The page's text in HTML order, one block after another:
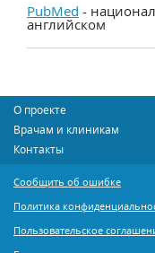
PubMed -
английском
О проекте
Врачам и клиникам
Контакты
Сообщить об ошибке
Политика
Пользовательское